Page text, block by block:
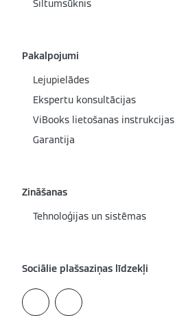
Siltumsūknis
Pakalpojumi
Lejupielādes
Ekspertu konsultācijas
ViBooks lietošanas instrukcijas
Garantija
Zināšanas
Tehnoloģijas un sistēmas
Sociālie plašsaziņas līdzekļi